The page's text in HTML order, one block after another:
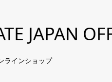
JAPAN
ラインショップ